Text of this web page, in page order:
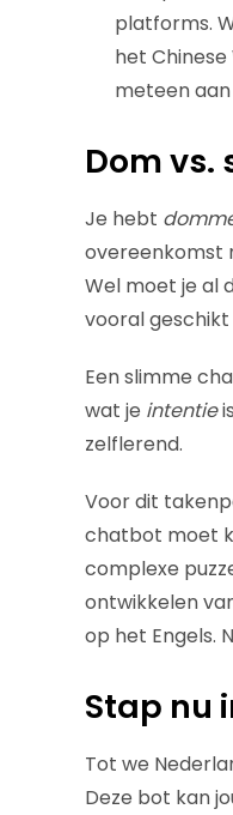
platforms.
het
meteen aan
Dom vs.
Je hebt
overeenkomst
Wel moet je al
vooral
Een slimme
wat je intentie
zelflerend.
Voor dit
chatbot moet
complexe
ontwikkelen
op het Engels.
Stap nu
Tot we
Deze bot kan